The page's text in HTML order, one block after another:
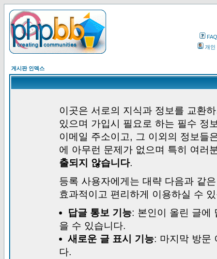
FAQ
개인
게시판 인덱스
이곳은 서로의 지식과 정보를 교환
있으며 가입시 필요로 하는 필수 정
이메일 주소이고, 그 이외의 정보들
에 아무런 문제가 없으며 특히 여러
출되지 않습니다.
등록 사용자에게는 대략 다음과 같
효과적이고 편리하게 이용하실 수
답글 통보 기능: 본인이 올린 글에
을 수 있습니다.
새로운 글 표시 기능: 마지막 방문
다.